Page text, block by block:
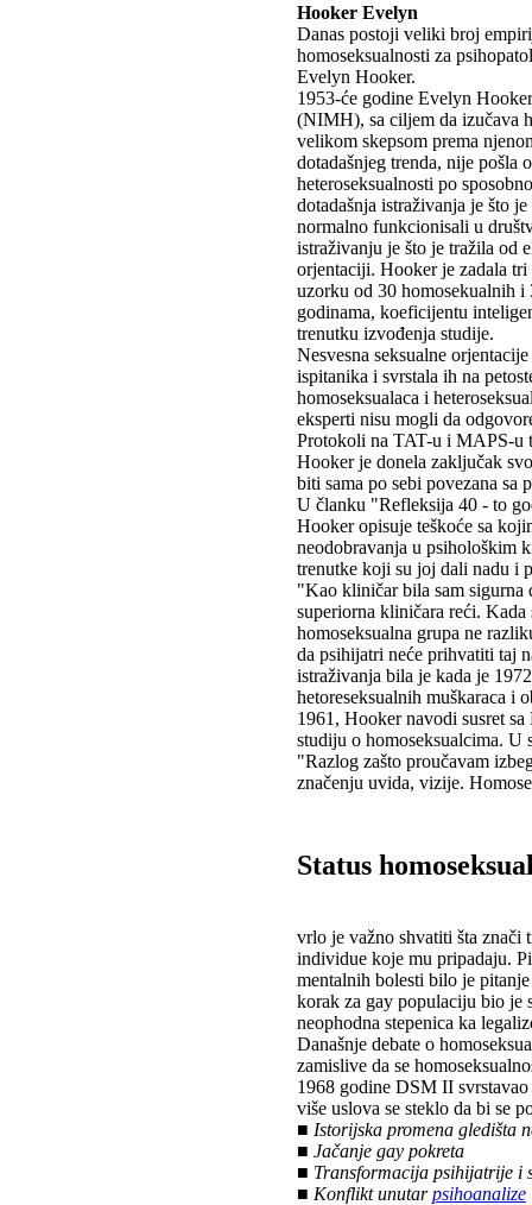
Hooker Evelyn
Danas postoji veliki broj
homoseksualnosti za
Evelyn Hooker.
1953-će godine Evelyn
(NIMH), sa ciljem da izučava
velikom skepsom prema
dotadašnjeg trenda, nije pošla
heteroseksualnosti po
dotadašnja istraživanja je što
normalno funkcionisali u
istraživanju je što je tražila od
orjentaciji. Hooker je zadala
uzorku od 30 homosekualnih i
godinama, koeficijentu
trenutku izvođenja studije.
Nesvesna seksualne
ispitanika i svrstala ih na
homoseksualaca i
eksperti nisu mogli da
Protokoli na TAT-u i MAPS-u
Hooker je donela zaključak
biti sama po sebi povezana sa
U članku "Refleksija 40 - to
Hooker opisuje teškoće sa
neodobravanja u psihološkim
trenutke koji su joj dali nadu i
"Kao kliničar bila sam sigurna
superiorna kliničara reći.
homoseksualna grupa ne
da psihijatri neće prihvatiti taj
istraživanja bila je kada je
hetoreseksualnih muškaraca i
1961, Hooker navodi susret
studiju o homoseksualcima. U
"Razlog zašto proučavam
značenju uvida, vizije.
Status
vrlo je važno shvatiti šta znači
individue koje mu pripadaju.
mentalnih bolesti bilo je
korak za gay populaciju bio je
neophodna stepenica ka
Današnje debate o
zamislive da se
1968 godine DSM II
više uslova se steklo da bi se
■ Istorijska promena gledišta
■ Jačanje gay pokreta
■ Transformacija psihijatrije i
■ Konflikt unutarpsihoanalize